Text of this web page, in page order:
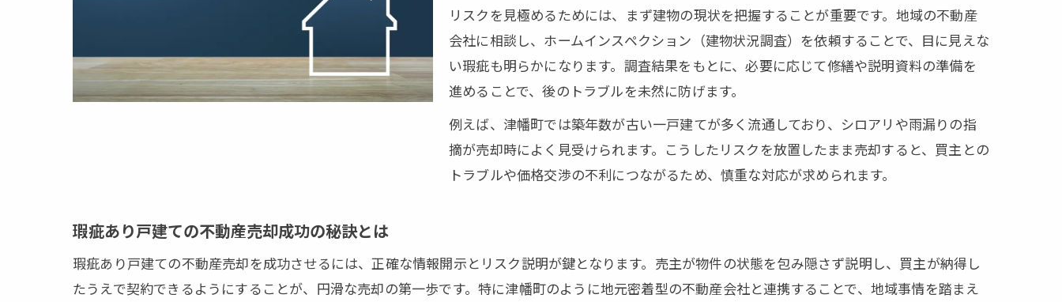
不動産売却で契約不適合責任への備え方
瑕疵の種類ごとに違う不動産売却対応策
不動産売却前の瑕疵調査でトラブルを回避
売主が知っておくべき瑕疵のリスク管理法
契約不適合責任を理解し損しない売却手順
不動産売却で契約不適合責任の基本を押さえる
瑕疵あり物件売却の契約時注意点と免責条件
契約書作成時に大切なポイントと注意事項
専門家に相談できる不動産売却の活用術
リスクを見極めるためには、まず建物の現状を把握することが重要です。地域の不動産
会社に相談し、ホームインスペクション（建物状況調査）を依頼することで、目に見えな
い瑕疵も明らかになります。調査結果をもとに、必要に応じて修繕や説明資料の準備を
進めることで、後のトラブルを未然に防げます。
例えば、津幡町では築年数が古い一戸建てが多く流通しており、シロアリや雨漏りの指
摘が売却時によく見受けられます。こうしたリスクを放置したまま売却すると、買主との
トラブルや価格交渉の不利につながるため、慎重な対応が求められます。
瑕疵あり戸建ての不動産売却成功の秘訣とは
瑕疵あり戸建ての不動産売却を成功させるには、正確な情報開示とリスク説明が鍵となります。売主が物件の状態を包み隠さず説明し、買主が納得し
たうえで契約できるようにすることが、円滑な売却の第一歩です。特に津幡町のように地元密着型の不動産会社と連携することで、地域事情を踏まえ